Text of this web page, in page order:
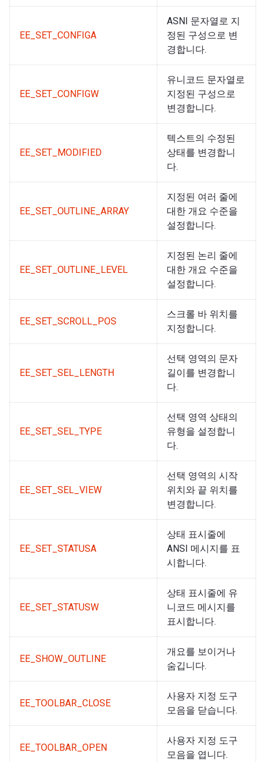
EE_SET_CONFIGA
ASNI 문자열로 지
정된 구성으로 변
경합니다.
EE_SET_CONFIGW
유니코드 문자열로
지정된 구성으로
변경합니다.
EE_SET_MODIFIED
텍스트의 수정된
상태를 변경합니
다.
EE_SET_OUTLINE_ARRAY
지정된 여러 줄에
대한 개요 수준을
설정합니다.
EE_SET_OUTLINE_LEVEL
지정된 논리 줄에
대한 개요 수준을
설정합니다.
EE_SET_SCROLL_POS
스크롤 바 위치를
지정합니다.
EE_SET_SEL_LENGTH
선택 영역의 문자
길이를 변경합니
다.
EE_SET_SEL_TYPE
선택 영역 상태의
유형을 설정합니
다.
EE_SET_SEL_VIEW
선택 영역의 시작
위치와 끝 위치를
변경합니다.
EE_SET_STATUSA
상태 표시줄에
ANSI 메시지를 표
시합니다.
EE_SET_STATUSW
상태 표시줄에 유
니코드 메시지를
표시합니다.
EE_SHOW_OUTLINE
개요를 보이거나
숨깁니다.
EE_TOOLBAR_CLOSE
사용자 지정 도구
모음을 닫습니다.
EE_TOOLBAR_OPEN
사용자 지정 도구
모음을 엽니다.